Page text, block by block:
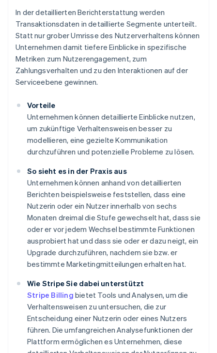
In der detaillierten Berichterstattung werden
Transaktionsdaten in detaillierte Segmente unterteilt.
Statt nur grober Umrisse des Nutzerverhaltens können
Unternehmen damit tiefere Einblicke in spezifische
Metriken zum Nutzerengagement, zum
Zahlungsverhalten und zu den Interaktionen auf der
Serviceebene gewinnen.
Vorteile
Unternehmen können detaillierte Einblicke nutzen,
um zukünftige Verhaltensweisen besser zu
modellieren, eine gezielte Kommunikation
durchzuführen und potenzielle Probleme zu lösen.
So sieht es in der Praxis aus
Unternehmen können anhand von detaillierten
Berichten beispielsweise feststellen, dass eine
Nutzerin oder ein Nutzer innerhalb von sechs
Monaten dreimal die Stufe gewechselt hat, dass sie
oder er vor jedem Wechsel bestimmte Funktionen
ausprobiert hat und dass sie oder er dazu neigt, ein
Upgrade durchzuführen, nachdem sie bzw. er
bestimmte Marketingmitteilungen erhalten hat.
Wie Stripe Sie dabei unterstützt
Stripe Billing bietet Tools und Analysen, um die
Verhaltensweisen zu untersuchen, die zur
Entscheidung einer Nutzerin oder eines Nutzers
führen. Die umfangreichen Analysefunktionen der
Plattform ermöglichen es Unternehmen, diese